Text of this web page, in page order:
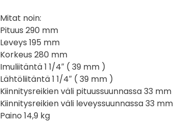
Mitat noin:
Pituus 290 mm
Leveys 195 mm
Korkeus 280 mm
Imuliitäntä 1 1/4″ ( 39 mm )
Lähtöliitäntä 1 1/4″ ( 39 mm )
Kiinnitysreikien väli pituussuunnassa 33 mm
Kiinnitysreikien väli leveyssuunnassa 33 mm
Paino 14,9 kg